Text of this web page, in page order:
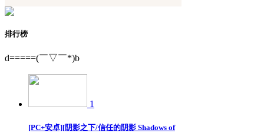
排行榜
d=====(￣▽￣*)b
1
[PC+安卓][阴影之下/信任的阴影 Shadows of